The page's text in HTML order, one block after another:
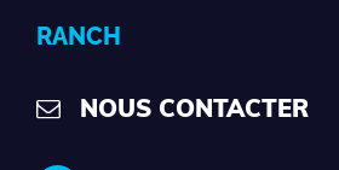
RANCH
NOUS CONTACTER